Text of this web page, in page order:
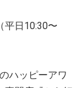
平日10:30〜
ハッピーアワ